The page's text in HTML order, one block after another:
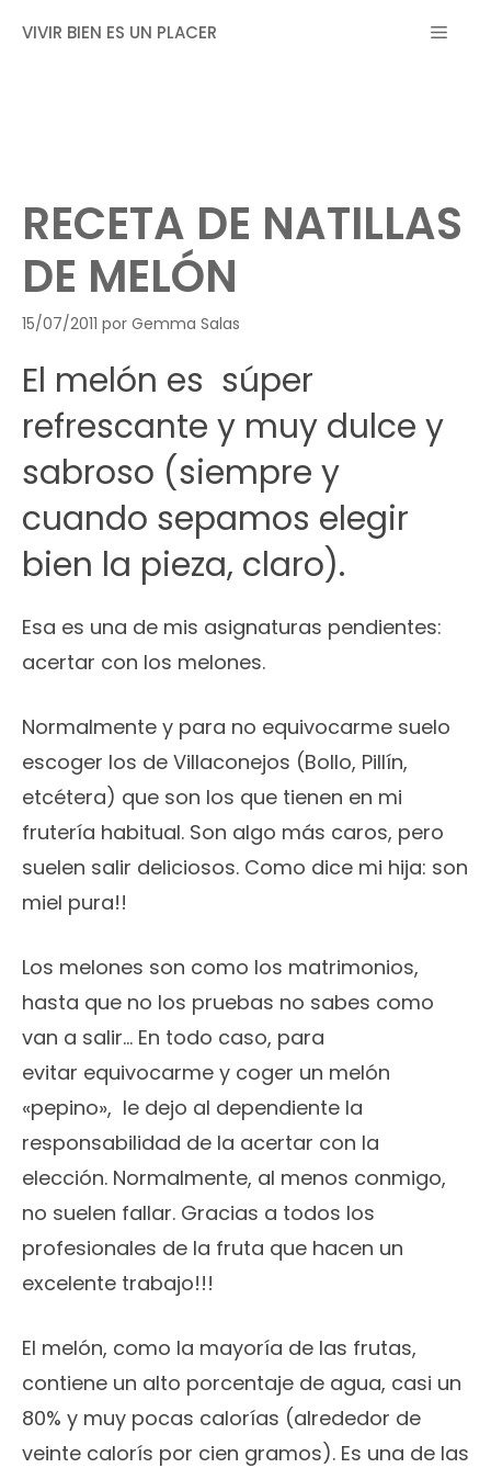
VIVIR BIEN ES UN PLACER MENÚ
RECETA DE NATILLAS
DE MELÓN
15/07/2011 por Gemma Salas
El melón es súper
refrescante y muy dulce y
sabroso (siempre y
cuando sepamos elegir
bien la pieza, claro).
Esa es una de mis asignaturas pendientes:
acertar con los melones.
Normalmente y para no equivocarme suelo
escoger los de Villaconejos (Bollo, Pillín,
etcétera) que son los que tienen en mi
frutería habitual. Son algo más caros, pero
suelen salir deliciosos. Como dice mi hija: son
miel pura!!
Los melones son como los matrimonios,
hasta que no los pruebas no sabes como
van a salir… En todo caso, para
evitar equivocarme y coger un melón
«pepino», le dejo al dependiente la
responsabilidad de la acertar con la
elección. Normalmente, al menos conmigo,
no suelen fallar. Gracias a todos los
profesionales de la fruta que hacen un
excelente trabajo!!!
El melón, como la mayoría de las frutas,
contiene un alto porcentaje de agua, casi un
80% y muy pocas calorías (alrededor de
veinte calorís por cien gramos). Es una de las